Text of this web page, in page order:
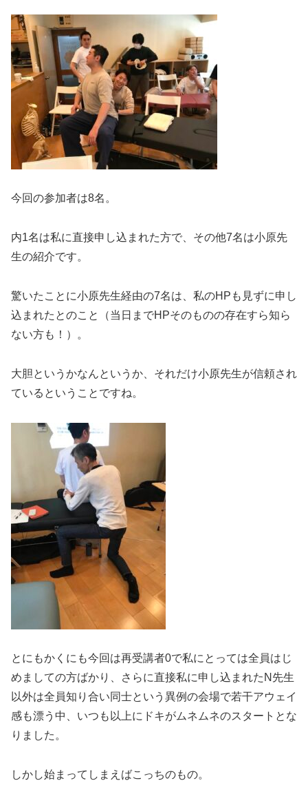
今回の参加者は8名。
内1名は私に直接申し込まれた方で、その他7名は小原先
生の紹介です。
驚いたことに小原先生経由の7名は、私のHPも見ずに申し
込まれたとのこと（当日までHPそのものの存在すら知ら
ない方も！）。
大胆というかなんというか、それだけ小原先生が信頼され
ているということですね。
とにもかくにも今回は再受講者0で私にとっては全員はじ
めましての方ばかり
、さらに直接私に申し込まれたN先生
以外は全員知り合い同士という異例の会場で若干アウェイ
感も漂う中、いつも以上にドキがムネムネのスタートとな
りました。
しかし始まってしまえばこっちのもの。